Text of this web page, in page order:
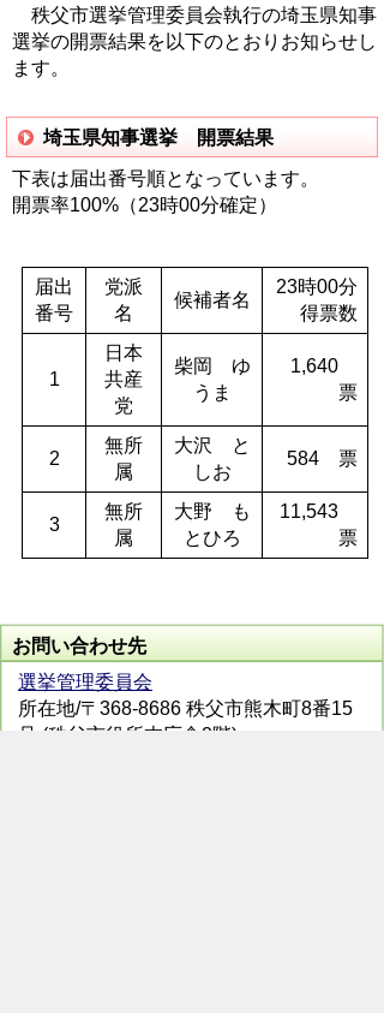
秩父市選挙管理委員会執行の埼玉県知事
選挙の開票結果を以下のとおりお知らせし
ます。
埼玉県知事選挙 開票結果
下表は届出番号順となっています。
開票率100%（23時00分確定）
届出
番号
党派
名
候補者名
23時00分
得票数
1
日本
共産
党
柴岡 ゆ
うま
1,640
票
2
無所
属
大沢 と
しお
584 票
3
無所
属
大野 も
とひろ
11,543
票
お問い合わせ先
選挙管理委員会
所在地/〒368-8686 秩父市熊木町8番15
号 (秩父市役所本庁舎2階)